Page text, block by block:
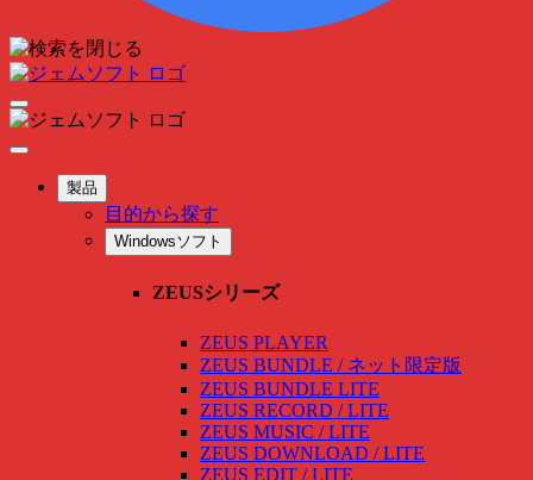
製品
目的から探す
Windowsソフト
ZEUSシリーズ
ZEUS PLAYER
ZEUS BUNDLE / ネット限定版
ZEUS BUNDLE LITE
ZEUS RECORD / LITE
ZEUS MUSIC / LITE
ZEUS DOWNLOAD / LITE
ZEUS EDIT / LITE